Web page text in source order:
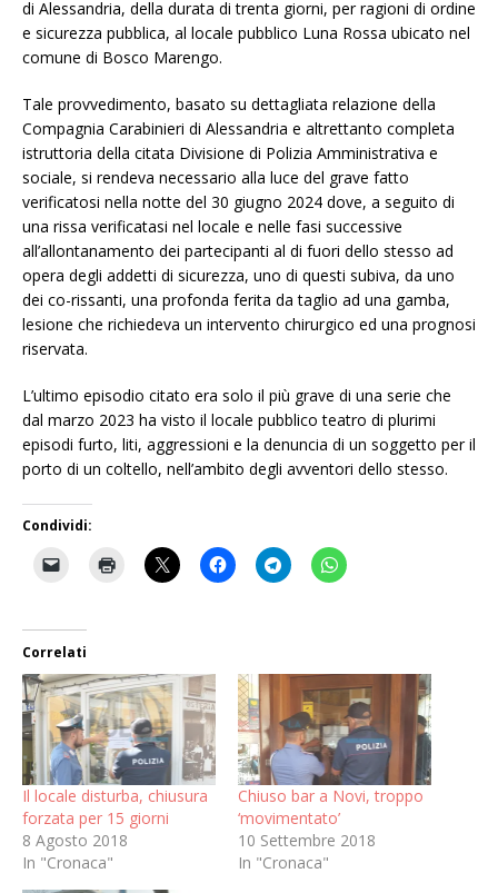
di Alessandria, della durata di trenta giorni, per ragioni di ordine
e sicurezza pubblica, al locale pubblico Luna Rossa ubicato nel
comune di Bosco Marengo.
Tale provvedimento, basato su dettagliata relazione della
Compagnia Carabinieri di Alessandria e altrettanto completa
istruttoria della citata Divisione di Polizia Amministrativa e
sociale, si rendeva necessario alla luce del grave fatto
verificatosi nella notte del 30 giugno 2024 dove, a seguito di
una rissa verificatasi nel locale e nelle fasi successive
all’allontanamento dei partecipanti al di fuori dello stesso ad
opera degli addetti di sicurezza, uno di questi subiva, da uno
dei co-rissanti, una profonda ferita da taglio ad una gamba,
lesione che richiedeva un intervento chirurgico ed una prognosi
riservata.
L’ultimo episodio citato era solo il più grave di una serie che
dal marzo 2023 ha visto il locale pubblico teatro di plurimi
episodi furto, liti, aggressioni e la denuncia di un soggetto per il
porto di un coltello, nell’ambito degli avventori dello stesso.
Condividi:
Correlati
Il locale disturba, chiusura
forzata per 15 giorni
8 Agosto 2018
In "Cronaca"
Chiuso bar a Novi, troppo
‘movimentato’
10 Settembre 2018
In "Cronaca"